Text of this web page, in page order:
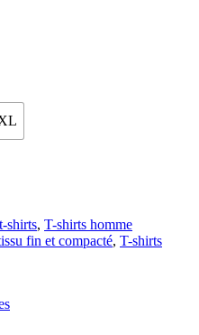
t-shirts, T-shirts homme
fin et compacté, T-shirts